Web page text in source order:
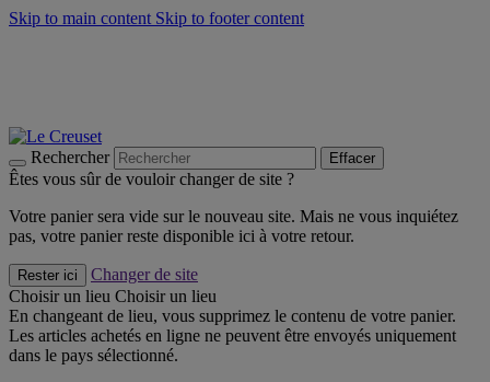
Skip to main content Skip to footer content
Rechercher Effacer
Êtes vous sûr de vouloir changer de site ?
Votre panier sera vide sur le nouveau site. Mais ne vous inquiétez
pas, votre panier reste disponible ici à votre retour.
Rester ici
Changer de site
Choisir un lieu Choisir un lieu
En changeant de lieu, vous supprimez le contenu de votre panier.
Les articles achetés en ligne ne peuvent être envoyés uniquement
dans le pays sélectionné.